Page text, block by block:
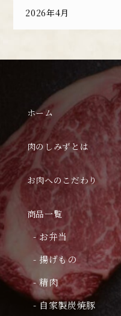
2026年4月
ホーム
肉のしみずとは
お肉へのこだわり
商品一覧
- お弁当
- 揚げもの
- 精肉
- 自家製炭焼豚